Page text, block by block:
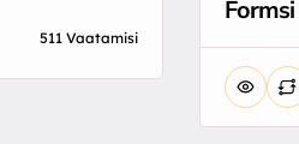
511 Vaatamisi
Formsi